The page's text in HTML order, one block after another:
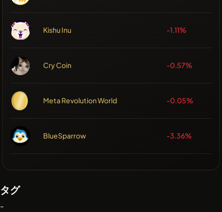
Kishu Inu -1.11%
Cry Coin -0.57%
Meta Revolution World -0.05%
BlueSparrow -3.36%
タグ
-